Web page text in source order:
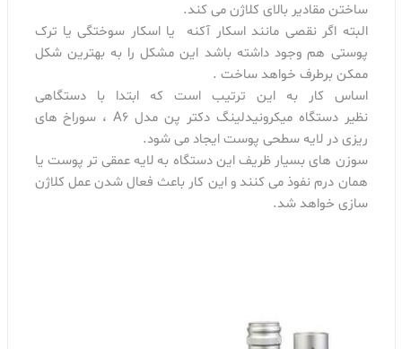
ساختن مقادیر بالای کلاژن می کند.
البته اگر نقصی مانند اسکار آکنه یا اسکار سوختگی یا ترک
پوستی هم وجود داشته باشد این مشکل را به بهترین شکل
ممکن برطرف خواهد ساخت .
اساس کار به این ترتیب است که ابتدا با دستگاهی
نظیر دستگاه میکرونیدلینگ دکتر پن مدل A6 ، سوراخ های
ریزی در لایه سطحی پوست ایجاد می شود.
سوزن های بسیار ظریف این دستگاه به لایه عمقی تر پوست یا
همان درم نفوذ می کنند و این کار باعث فعال شدن عمل کلاژن
سازی خواهد شد.